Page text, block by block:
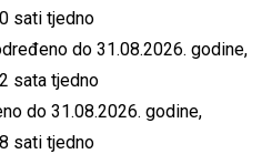
sati tjedno
do 31.08.2026. godine,
sata tjedno
do 31.08.2026. godine,
sati tjedno